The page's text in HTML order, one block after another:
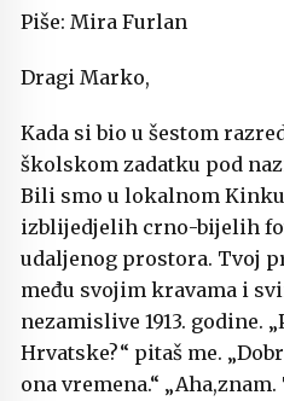
Piše: Mira Furlan
Dragi Marko,
Kada si bio u šestom
školskom zadatku pod
Bili smo u lokalnom
izblijedjelih crno-bijelih
udaljenog prostora. Tvoj
među svojim kravama i
nezamislive 1913. godine.
Hrvatske?“ pitaš me.
ona vremena.“